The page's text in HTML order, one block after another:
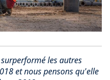
les autres
et nous pensons qu'elle